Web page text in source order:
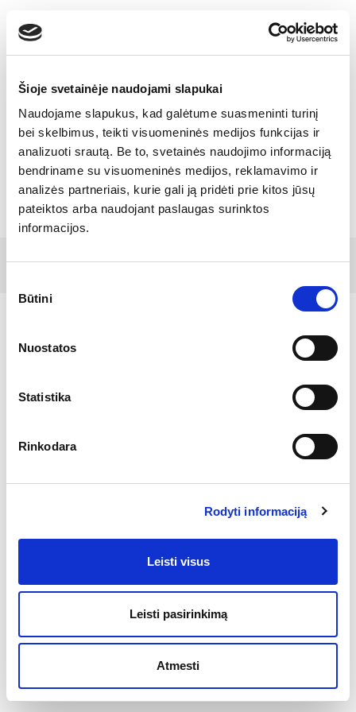
Šioje svetainėje naudojami slapukai
Naudojame slapukus, kad galėtume suasmeninti turinį
bei skelbimus, teikti visuomeninės medijos funkcijas ir
analizuoti srautą. Be to, svetainės naudojimo informaciją
bendriname su visuomeninės medijos, reklamavimo ir
analizės partneriais, kurie gali ją pridėti prie kitos jūsų
pateiktos arba naudojant paslaugas surinktos
informacijos.
pasirinkimas
Būtini
Nuostatos
Statistika
Rinkodara
Rodyti informaciją
Leisti visus
Leisti pasirinkimą
Atmesti
Toggle
SIA “Tamro” 25 – change and
growth driven by joint efforts